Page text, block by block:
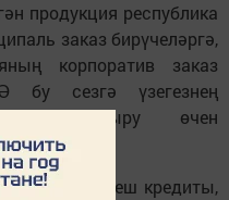
продукция республика
заказ бирүчеләргә,
корпоратив заказ
бу сезгә үзегезнең
урнаштыру өчен
аңа төзелеш кредиты,